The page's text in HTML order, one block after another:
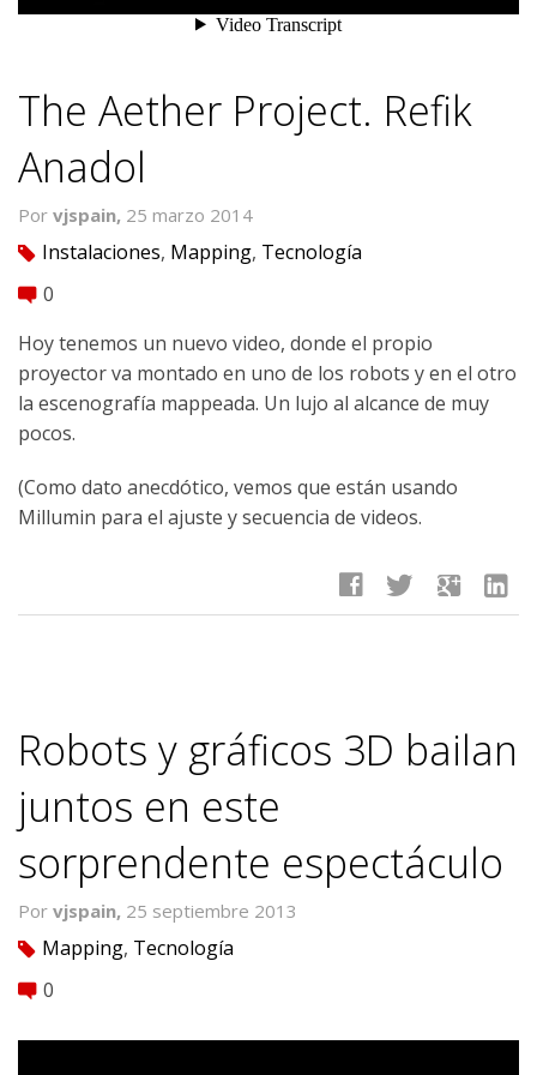
The Aether Project. Refik
Anadol
Por vjspain, 25 marzo 2014
tag Instalaciones, Mapping, Tecnología
comment 0
Hoy tenemos un nuevo video, donde el propio
proyector va montado en uno de los robots y en el otro
la escenografía mappeada. Un lujo al alcance de muy
pocos.
(Como dato anecdótico, vemos que están usando
Millumin para el ajuste y secuencia de videos.
facebook twitter google linkedin
Robots y gráficos 3D bailan
juntos en este
sorprendente espectáculo
Por vjspain, 25 septiembre 2013
tag Mapping, Tecnología
comment 0